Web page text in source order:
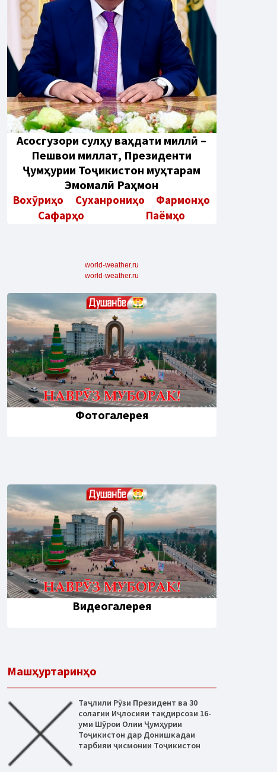
Aсосгузори сулҳу ваҳдати миллӣ –
Пешвои миллат, Президенти
Ҷумҳурии Тоҷикистон муҳтарам
Эмомалӣ Раҳмон
Вохӯриҳо Суханрониҳо
Фармонҳо
Сафарҳо
Паёмҳо
world-weather.ru
world-weather.ru
Фотогалерея
Видеогалерея
Машҳуртаринҳо
Таҷлили Рӯзи Президент ва 30
солагии Иҷлосияи тақдирсози 16-
уми Шӯрои Олии Ҷумҳурии
Тоҷикистон дар Донишкадаи
тарбияи ҷисмонии Тоҷикистон